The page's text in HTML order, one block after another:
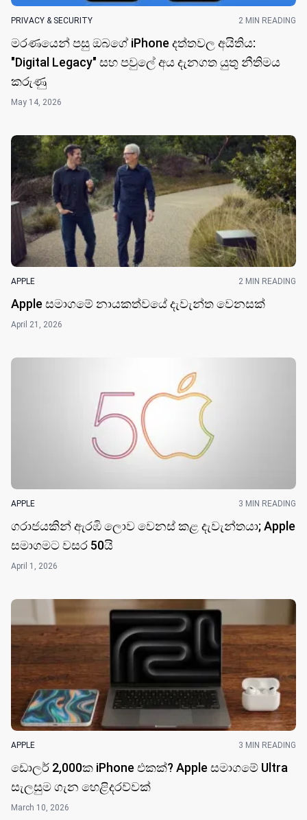
PRIVACY & SECURITY 2 MIN READING
මරණයෙන් පසු ඔබගේ iPhone දත්තවල අයිතිය:
"Digital Legacy" සහ පවුලේ අය දැනගත යුතු නීතිමය
කරුණු
May 14, 2026
APPLE 2 MIN READING
Apple සමාගමේ නායකත්වයේ දැවැන්ත වෙනසක්
April 21, 2026
APPLE 3 MIN READING
ගරාජයකින් ඇරඹි ලොව වෙනස් කළ දැවැන්තයා; Apple
සමාගමට වසර 50​යි
April 1, 2026
APPLE 3 MIN READING
ඩොලර් 2,000ක iPhone එකක්? Apple සමාගමේ Ultra
සැලසුම ගැන හෙළිදරව්වක්
March 10, 2026